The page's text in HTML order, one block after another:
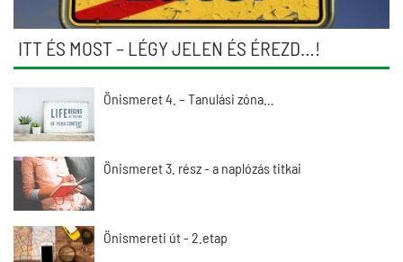
ITT ÉS MOST – LÉGY JELEN ÉS ÉREZD…!
Önismeret 4. – Tanulási zóna…
Önismeret 3. rész - a naplózás titkai
Önismereti út - 2.etap